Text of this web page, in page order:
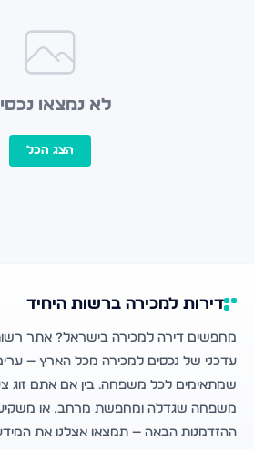
לא נמצאו
הצג הכל
דירות למכירה ברשות היחיד
מחפשים דירה למכירה בישראל? אתר
עדכני של נכסים למכירה מכל הארץ — ערים,
שמתאימים לכל משפחה. בין אם אתם זוג
משפחה שגדלה ומחפשת מרחב, או
ההזדמנות הבאה — תמצאו אצלנו את